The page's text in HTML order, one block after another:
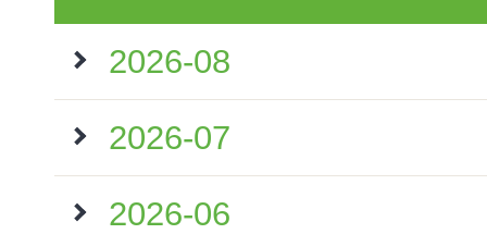
2026-08
2026-07
2026-06